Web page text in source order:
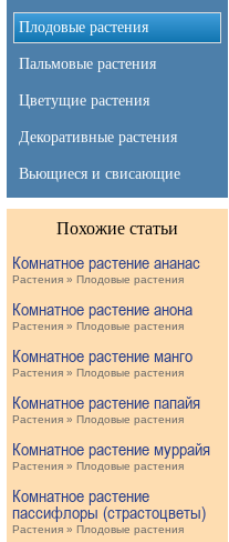
Плодовые растения
Пальмовые растения
Цветущие растения
Декоративные растения
Вьющиеся и свисающие
Похожие статьи
Комнатное растение ананас
Растения » Плодовые растения
Комнатное растение анона
Растения » Плодовые растения
Комнатное растение манго
Растения » Плодовые растения
Комнатное растение папайя
Растения » Плодовые растения
Комнатное растение муррайя
Растения » Плодовые растения
Комнатное растение
пассифлоры (страстоцветы)
Растения » Плодовые растения